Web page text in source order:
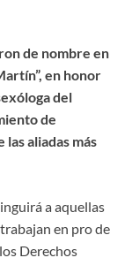
de nombre en
en honor
del
de
aliadas más
a aquellas
en pro de
Derechos